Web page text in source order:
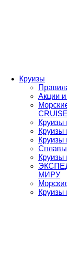
Круизы
Акции
Круизы
Круизы
Круизы
Сплавы
Круизы
МИРУ
Круизы